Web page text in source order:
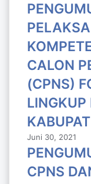
CALON
(CPNS)
LlNGKUP
Juni 30, 2021
CPNS